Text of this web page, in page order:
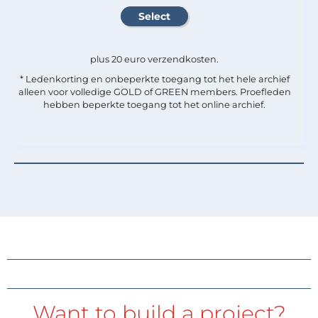
plus 20 euro verzendkosten.
* Ledenkorting en onbeperkte toegang tot het hele archief
alleen voor volledige GOLD of GREEN members. Proefleden
hebben beperkte toegang tot het online archief.